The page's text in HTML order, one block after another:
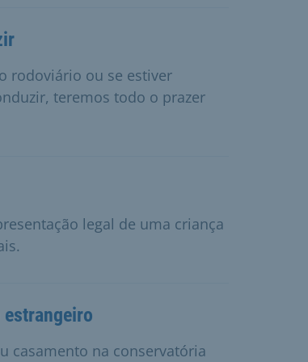
rodoviário ou se estiver
teremos todo o prazer
legal de uma criança
casamento na conservatória